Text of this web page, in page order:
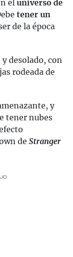
el universo de
tener un
de la época
desolado, con
rodeada de
y
tener nubes
de Stranger